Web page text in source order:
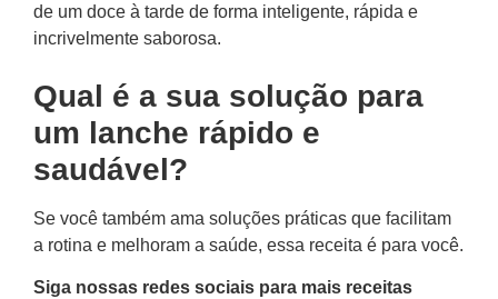
de um doce à tarde de forma inteligente, rápida e
incrivelmente saborosa.
Qual é a sua solução para
um lanche rápido e
saudável?
Se você também ama soluções práticas que facilitam
a rotina e melhoram a saúde, essa receita é para você.
Siga nossas redes sociais para mais receitas